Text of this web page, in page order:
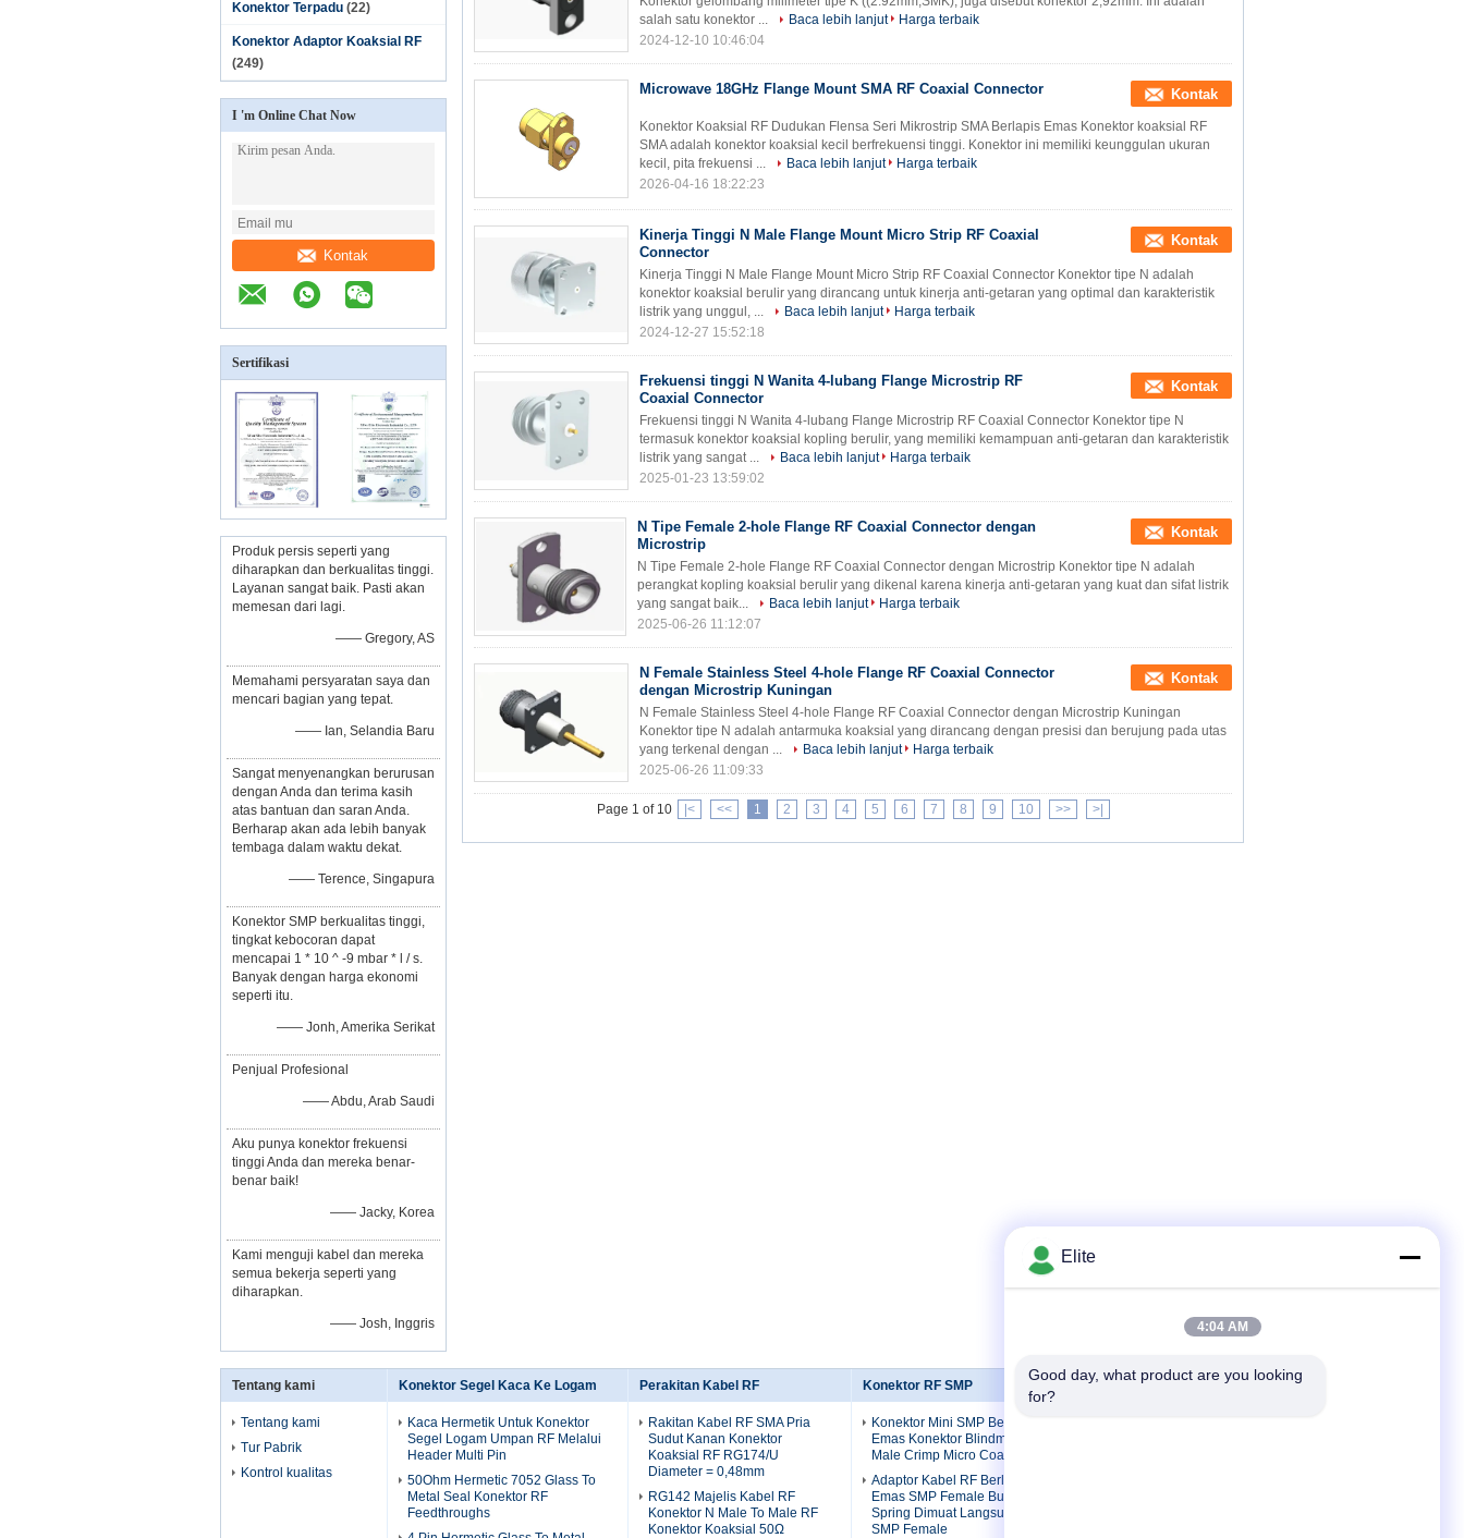
Konektor Terpadu (22)
Konektor Adaptor Koaksial RF
(249)
I 'm Online Chat Now
Kontak
Sertifikasi
Produk persis seperti yang
diharapkan dan berkualitas tinggi.
Layanan sangat baik. Pasti akan
memesan dari lagi.
—— Gregory, AS
Memahami persyaratan saya dan
mencari bagian yang tepat.
—— Ian, Selandia Baru
Sangat menyenangkan berurusan
dengan Anda dan terima kasih
atas bantuan dan saran Anda.
Berharap akan ada lebih banyak
tembaga dalam waktu dekat.
—— Terence, Singapura
Konektor SMP berkualitas tinggi,
tingkat kebocoran dapat
mencapai 1 * 10 ^ -9 mbar * l / s.
Banyak dengan harga ekonomi
seperti itu.
—— Jonh, Amerika Serikat
Penjual Profesional
—— Abdu, Arab Saudi
Aku punya konektor frekuensi
tinggi Anda dan mereka benar-
benar baik!
—— Jacky, Korea
Kami menguji kabel dan mereka
semua bekerja seperti yang
diharapkan.
—— Josh, Inggris
salah satu konektor ...
Baca lebih lanjut
Harga terbaik
2024-12-10 10:46:04
Microwave 18GHz Flange Mount SMA RF Coaxial Connector Kontak
Konektor Koaksial RF Dudukan Flensa Seri Mikrostrip SMA Berlapis Emas Konektor koaksial RF
SMA adalah konektor koaksial kecil berfrekuensi tinggi. Konektor ini memiliki keunggulan ukuran
kecil, pita frekuensi ...
Baca lebih lanjut
Harga terbaik
2026-04-16 18:22:23
Kinerja Tinggi N Male Flange Mount Micro Strip RF Coaxial
Connector
Kontak
Kinerja Tinggi N Male Flange Mount Micro Strip RF Coaxial Connector Konektor tipe N adalah
konektor koaksial berulir yang dirancang untuk kinerja anti-getaran yang optimal dan karakteristik
listrik yang unggul, ...
Baca lebih lanjut
Harga terbaik
2024-12-27 15:52:18
Frekuensi tinggi N Wanita 4-lubang Flange Microstrip RF
Coaxial Connector
Kontak
Frekuensi tinggi N Wanita 4-lubang Flange Microstrip RF Coaxial Connector Konektor tipe N
termasuk konektor koaksial kopling berulir, yang memiliki kemampuan anti-getaran dan karakteristik
listrik yang sangat ...
Baca lebih lanjut
Harga terbaik
2025-01-23 13:59:02
N Tipe Female 2-hole Flange RF Coaxial Connector dengan
Microstrip
Kontak
N Tipe Female 2-hole Flange RF Coaxial Connector dengan Microstrip Konektor tipe N adalah
perangkat kopling koaksial berulir yang dikenal karena kinerja anti-getaran yang kuat dan sifat listrik
yang sangat baik...
Baca lebih lanjut
Harga terbaik
2025-06-26 11:12:07
N Female Stainless Steel 4-hole Flange RF Coaxial Connector
dengan Microstrip Kuningan
Kontak
N Female Stainless Steel 4-hole Flange RF Coaxial Connector dengan Microstrip Kuningan
Konektor tipe N adalah antarmuka koaksial yang dirancang dengan presisi dan berujung pada utas
yang terkenal dengan ...
Baca lebih lanjut
Harga terbaik
2025-06-26 11:09:33
Page 1 of 10 |< << 1 2 3 4 5 6 7 8 9 10 >> >|
Tentang kami
Tentang kami
Tur Pabrik
Kontrol kualitas
Konektor Segel Kaca Ke Logam
Kaca Hermetik Untuk Konektor
Segel Logam Umpan RF Melalui
Header Multi Pin
50Ohm Hermetic 7052 Glass To
Metal Seal Konektor RF
Feedthroughs
Perakitan Kabel RF
Rakitan Kabel RF SMA Pria
Sudut Kanan Konektor
Koaksial RF RG174/U
Diameter = 0,48mm
RG142 Majelis Kabel RF
Konektor N Male To Male RF
Konektor Koaksial 50Ω
Konektor RF SMP
Konektor Mini SMP Berlapis
Emas Konektor Blindmate
Male Crimp Micro Coaxial
Adaptor Kabel RF Berlapis
Emas SMP Female Bullet
Spring Dimuat Langsung ke
SMP Female
Hubungi kami
Elite
4:04 AM
Good day, what product are you looking
for?